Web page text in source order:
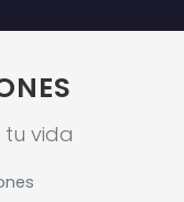
tu vida